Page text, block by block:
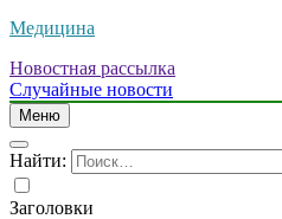
Медицина
Новостная рассылка
Случайные новости
Меню
Найти:
Заголовки